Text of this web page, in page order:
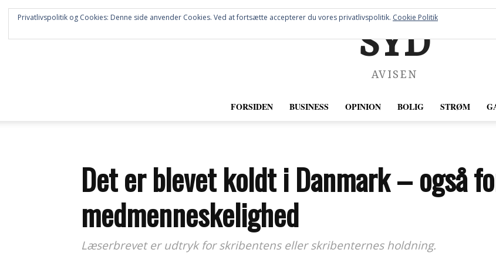
SYD
AVISEN
FORSIDEN BUSINESS OPINION BOLIG STRØM
Det er blevet koldt i Danmark – også
medmenneskelighed
Læserbrevet er udtryk for skribentens eller skribenternes holdning.
Privatlivspolitik og Cookies: Denne side anvender Cookies. Ved at fortsætte accepterer du vores privatlivspolitik. Cookie Politik